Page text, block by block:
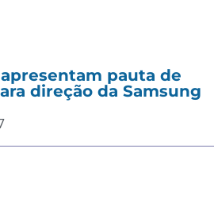
pauta de
direção da Samsung